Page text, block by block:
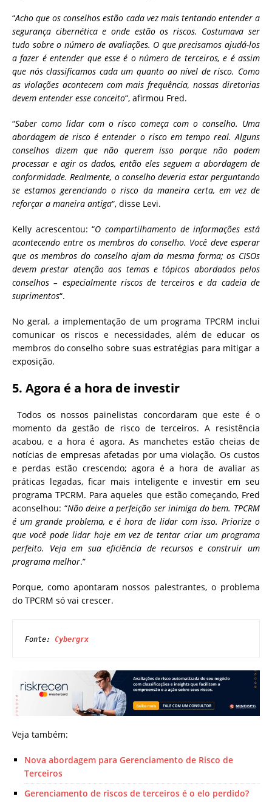
“Acho que os conselhos estão cada vez mais tentando entender a
segurança cibernética e onde estão os riscos. Costumava ser
tudo sobre o número de avaliações. O que precisamos ajudá-los
a fazer é entender que esse é o número de terceiros, e é assim
que nós classificamos cada um quanto ao nível de risco. Como
as violações acontecem com mais frequência, nossas diretorias
devem entender esse conceito“, afirmou Fred.
“Saber como lidar com o risco começa com o conselho. Uma
abordagem de risco é entender o risco em tempo real. Alguns
conselhos dizem que não querem isso porque não podem
processar e agir os dados, então eles seguem a abordagem de
conformidade. Realmente, o conselho deveria estar perguntando
se estamos gerenciando o risco da maneira certa, em vez de
reforçar a maneira antiga“, disse Levi.
Kelly acrescentou: “O compartilhamento de informações está
acontecendo entre os membros do conselho. Você deve esperar
que os membros do conselho ajam da mesma forma; os CISOs
devem prestar atenção aos temas e tópicos abordados pelos
conselhos – especialmente riscos de terceiros e da cadeia de
suprimentos“.
No geral, a implementação de um programa TPCRM inclui
comunicar os riscos e necessidades, além de educar os
membros do conselho sobre suas estratégias para mitigar a
exposição.
5. Agora é a hora de investir
Todos os nossos painelistas concordaram que este é o
momento da gestão de risco de terceiros. A resistência
acabou, e a hora é agora. As manchetes estão cheias de
notícias de empresas afetadas por uma violação. Os custos
e perdas estão crescendo; agora é a hora de avaliar as
práticas legadas, ficar mais inteligente e investir em seu
programa TPCRM. Para aqueles que estão começando, Fred
aconselhou: “Não deixe a perfeição ser inimiga do bem. TPCRM
é um grande problema, e é hora de lidar com isso. Priorize o
que você pode lidar hoje em vez de tentar criar um programa
perfeito. Veja em sua eficiência de recursos e construir um
programa melhor.”
Porque, como apontaram nossos palestrantes, o problema
do TPCRM só vai crescer.
Fonte: Cybergrx
Veja também:
Nova abordagem para Gerenciamento de Risco de
Terceiros
Gerenciamento de riscos de terceiros é o elo perdido?